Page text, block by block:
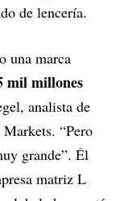
de lencería.
una marca
mil millones
analista de
“Pero
grande”. Él
matriz L